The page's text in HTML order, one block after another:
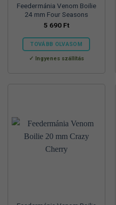
Feedermánia Venom Boilie
24 mm Four Seasons
5 690 Ft
TOVÁBB OLVASOM
Ingyenes szállítás